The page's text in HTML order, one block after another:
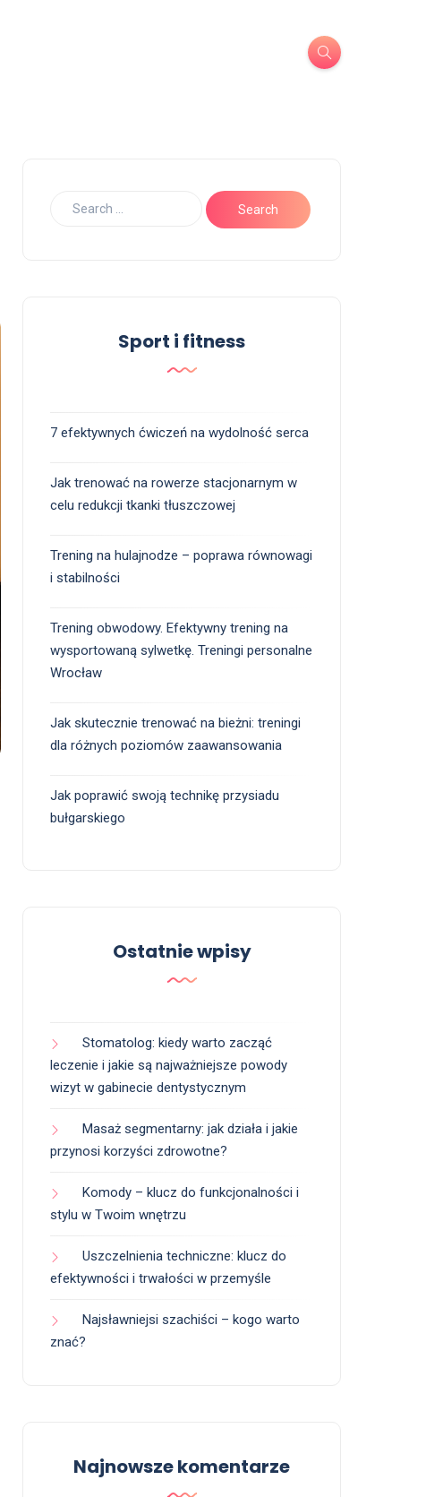
Sport i fitness
7 efektywnych ćwiczeń na wydolność serca
Jak trenować na rowerze stacjonarnym w
celu redukcji tkanki tłuszczowej
Trening na hulajnodze – poprawa równowagi
i stabilności
Trening obwodowy. Efektywny trening na
wysportowaną sylwetkę. Treningi personalne
Wrocław
Jak skutecznie trenować na bieżni: treningi
dla różnych poziomów zaawansowania
Jak poprawić swoją technikę przysiadu
bułgarskiego
Ostatnie wpisy
Stomatolog: kiedy warto zacząć
leczenie i jakie są najważniejsze powody
wizyt w gabinecie dentystycznym
Masaż segmentarny: jak działa i jakie
przynosi korzyści zdrowotne?
Komody – klucz do funkcjonalności i
stylu w Twoim wnętrzu
Uszczelnienia techniczne: klucz do
efektywności i trwałości w przemyśle
Najsławniejsi szachiści – kogo warto
znać?
Najnowsze komentarze